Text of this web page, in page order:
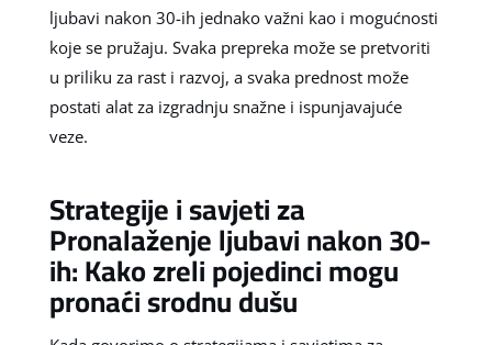
ljubavi nakon 30-ih jednako važni kao i mogućnosti
koje se pružaju. Svaka prepreka može se pretvoriti
u priliku za rast i razvoj, a svaka prednost može
postati alat za izgradnju snažne i ispunjavajuće
veze.
Strategije i savjeti za
Pronalaženje ljubavi nakon 30-
ih: Kako zreli pojedinci mogu
pronaći srodnu dušu